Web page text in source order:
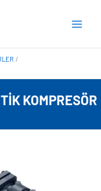
KOMPRESÖR